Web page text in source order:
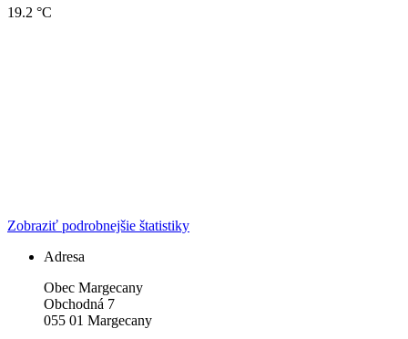
19.2 °C
Zobraziť podrobnejšie štatistiky
Adresa
Obec Margecany
Obchodná 7
055 01 Margecany